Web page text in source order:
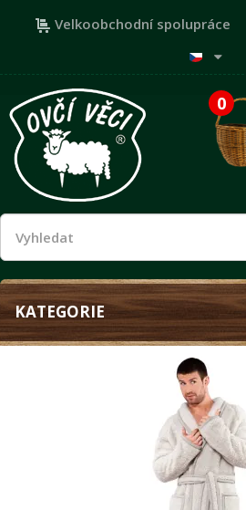
Velkoobchodní spolupráce
0
KATEGORIE